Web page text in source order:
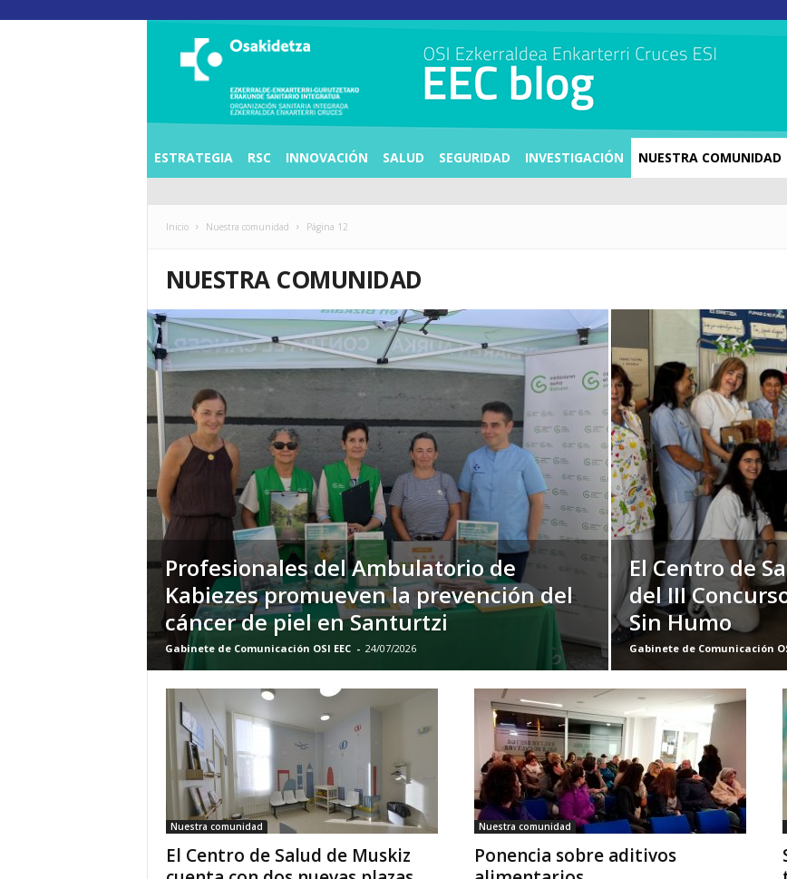
N
K
A
E
C
E
ESTRATEGIA RSC INNOVACIÓN SALUD SEGURIDAD INVESTIGACIÓN NUESTRA COMUNIDAD
Inicio Nuestra comunidad Página 12
NUESTRA COMUNIDAD
Profesionales del Ambulatorio de
Kabiezes promueven la prevención del
cáncer de piel en Santurtzi
Gabinete de Comunicación OSI EEC - 24/07/2026
El Centro de
del III
Sin Humo
Gabinete de Comunicación
Nuestra comunidad
El Centro de Salud de Muskiz
Nuestra comunidad
Ponencia sobre aditivos